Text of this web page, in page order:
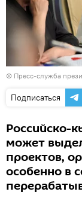
© Пресс-служба
Подписаться
Российско-
может
проектов,
особенно в